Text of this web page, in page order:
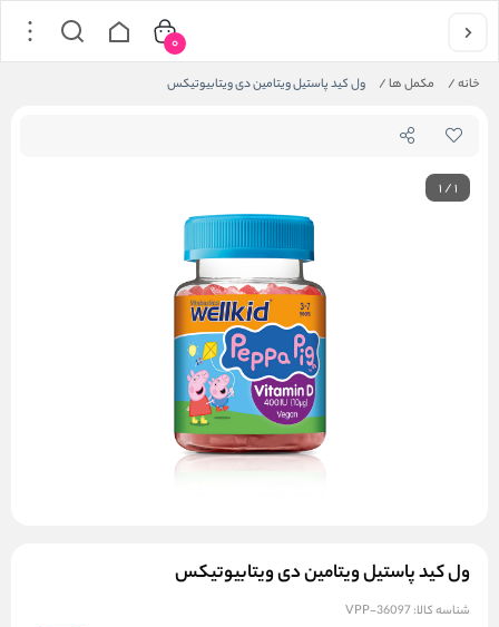
خانه/ مکمل ها/ ول کید پاستیل ویتامین دی ویتابیوتیکس
0
1/1
ول کید پاستیل ویتامین دی ویتابیوتیکس
شناسه کالا: VPP-36097